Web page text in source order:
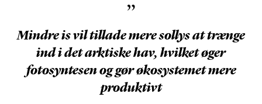
”
Mindre is vil tillade mere sollys at trænge
ind i det arktiske hav, hvilket øger
fotosyntesen og gør økosystemet mere
produktivt